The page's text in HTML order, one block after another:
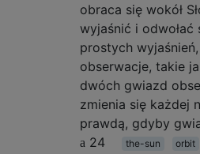
obraca się wokół
wyjaśnić i odwołać
prostych
obserwacje, takie
dwóch gwiazd
zmienia się każdej
prawdą, gdyby
24
the-sun orbit